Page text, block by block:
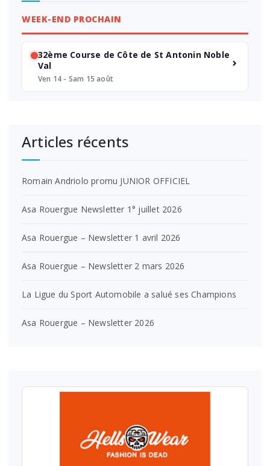
WEEK-END PROCHAIN
32ème Course de Côte de St Antonin Noble
Val
Ven 14 - Sam 15 août
Articles récents
Romain Andriolo promu JUNIOR OFFICIEL
Asa Rouergue Newsletter 1° juillet 2026
Asa Rouergue – Newsletter 1 avril 2026
Asa Rouergue – Newsletter 2 mars 2026
La Ligue du Sport Automobile a salué ses Champions
Asa Rouergue – Newsletter 2026